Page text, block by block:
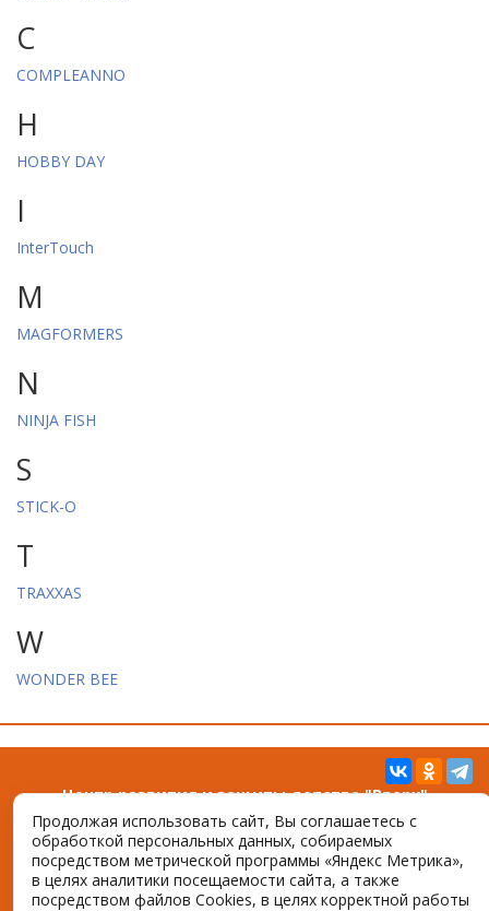
C
COMPLEANNO
H
HOBBY DAY
I
InterTouch
M
MAGFORMERS
N
NINJA FISH
S
STICK-O
T
TRAXXAS
W
WONDER BEE
Центр развития и защиты детства "Вверх"
344029, г. Ростов-на-Дону, пр. Сельмаш, д. 3
Тел. +7 (989) 516-75-06, e-mail:vverh-dm@yandex.ru
©2026 vverh-dm.ru Все права защищены
Создано компанией «Интернет-Фрегат»
Продолжая использовать сайт, Вы соглашаетесь с
обработкой персональных данных, собираемых
посредством метрической программы «Яндекс Метрика»,
в целях аналитики посещаемости сайта, а также
посредством файлов Cookies, в целях корректной работы